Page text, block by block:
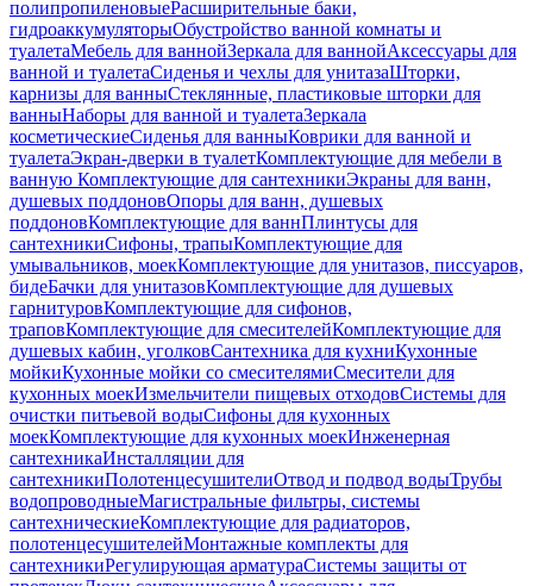
полипропиленовыеРасширительные баки,
гидроаккумуляторыОбустройство ванной комнаты и
туалетаМебель для ваннойЗеркала для ваннойАксессуары для
ванной и туалетаСиденья и чехлы для унитазаШторки,
карнизы для ванныСтеклянные, пластиковые шторки для
ванныНаборы для ванной и туалетаЗеркала
косметическиеСиденья для ванныКоврики для ванной и
туалетаЭкран-дверки в туалетКомплектующие для мебели в
ванную Комплектующие для сантехникиЭкраны для ванн,
душевых поддоновОпоры для ванн, душевых
поддоновКомплектующие для ваннПлинтусы для
сантехникиСифоны, трапыКомплектующие для
умывальников, моекКомплектующие для унитазов, писсуаров,
бидеБачки для унитазовКомплектующие для душевых
гарнитуровКомплектующие для сифонов,
траповКомплектующие для смесителейКомплектующие для
душевых кабин, уголковСантехника для кухниКухонные
мойкиКухонные мойки со смесителямиСмесители для
кухонных моекИзмельчители пищевых отходовСистемы для
очистки питьевой водыСифоны для кухонных
моекКомплектующие для кухонных моекИнженерная
сантехникаИнсталляции для
сантехникиПолотенцесушителиОтвод и подвод водыТрубы
водопроводныеМагистральные фильтры, системы
сантехническиеКомплектующие для радиаторов,
полотенцесушителейМонтажные комплекты для
сантехникиРегулирующая арматураСистемы защиты от